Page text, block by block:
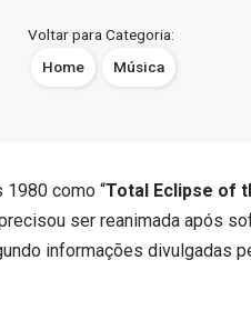
Voltar para Categoria:
Home
Música
como “Total Eclipse of
ser reanimada após
informações divulgadas